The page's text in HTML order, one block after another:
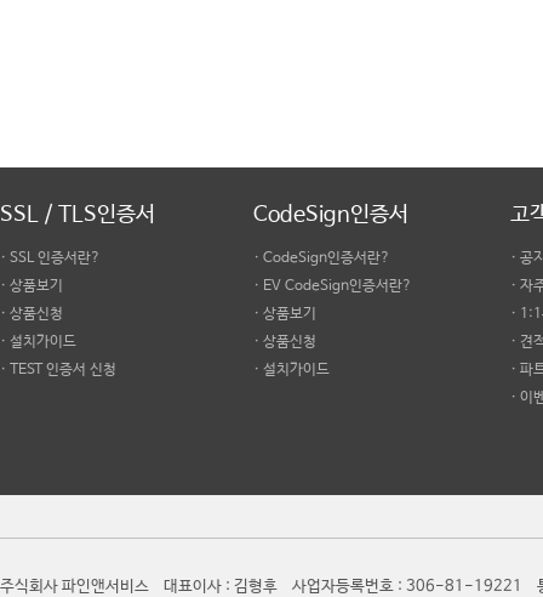
SSL / TLS인증서
· SSL 인증서란?
· 상품보기
· 상품신청
· 설치가이드
· TEST 인증서 신청
CodeSign인증서
· CodeSign인증서란?
· EV CodeSign인증서란?
· 상품보기
· 상품신청
· 설치가이드
고
· 공
· 자
·
· 견
· 파
· 이
주식회사 파인앤서비스 대표이사 : 김형후 사업자등록번호 : 306-81-19221